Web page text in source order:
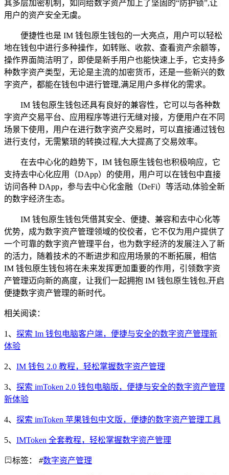
其多层加密机制，如同给数字资产加上了坚固的“防护锁”,让
用户的资产安全无虞。
便捷性也是 IM 钱包原生钱包的一大亮点，用户可以轻松
地在钱包中进行多种操作，如转账、收款、查看资产余额等，
操作界面简洁明了，即使是新手用户也能快速上手，它支持多
种数字资产类型，无论是主流的加密货币，还是一些新兴的数
字资产，都能在钱包中进行管理,满足用户多样化的需求。
IM 钱包原生钱包还具有良好的兼容性，它可以与各种数
字资产交易平台、应用程序等进行无缝对接，方便用户在不同
场景下使用，用户在进行数字资产交易时，可以直接通过钱包
进行支付，无需繁琐的转换过程,大大提高了交易效率。
在去中心化的趋势下，IM 钱包原生钱包也积极响应，它
支持去中心化应用（DApp）的使用，用户可以在钱包中直接
访问各种 DApp，参与去中心化金融（DeFi）等活动,体验全新
的数字经济生态。
IM 钱包原生钱包凭借其安全、便捷、兼容和去中心化等
优势，成为数字资产管理领域的佼佼者，它不仅为用户提供了
一个可靠的数字资产管理平台，也为数字经济的发展注入了新
的活力，随着技术的不断进步和应用场景的不断拓展，相信
IM 钱包原生钱包将在未来发挥更加重要的作用，引领数字资
产管理迈向新的高度，让我们一起拥抱 IM 钱包原生钱包,开启
便捷数字资产管理的新时代。
相关阅读：
1、 探索 Im 钱包电脑客户端，便捷与安全的数字资产管理新
体验
2、 IM 钱包 2.0 教程，轻松掌握数字资产管理
3、 探索 imToken 2.0 钱包电脑版，便捷与安全的数字资产管理
新体验
4、 探索 imToken 苹果钱包中文版，便捷的数字资产管理工具
5、 IMToken 全套教程，轻松掌握数字资产管理
标签： #数字资产管理